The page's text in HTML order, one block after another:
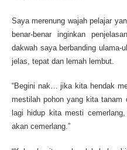
Saya merenung wajah pelajar
benar-benar inginkan
dakwah saya berbanding ulama-
jelas, tepat dan lemah lembut.
“Begini nak… jika kita hendak
mestilah pohon yang kita tanam
lagi hidup kita mesti
akan cemerlang.”